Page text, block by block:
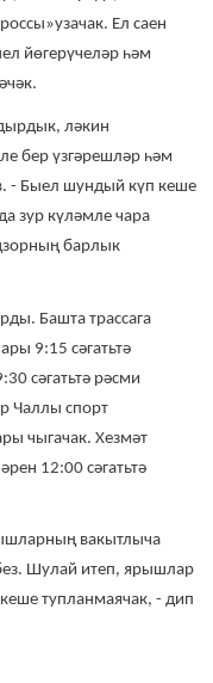
Ел саен
йөгерүчеләр һәм
ләкин
бер үзгәрешләр һәм
- Быел шундый күп кеше
зур күләмле чара
барлык
Башта трассага
9:15 сәгатьтә
сәгатьтә рәсми
Чаллы спорт
чыгачак. Хезмәт
12:00 сәгатьтә
вакытлыча
Шулай итеп, ярышлар
тупланмаячак, - дип